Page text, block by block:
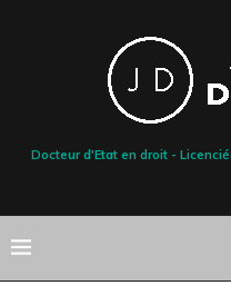
Docteur d'Etat en droit -